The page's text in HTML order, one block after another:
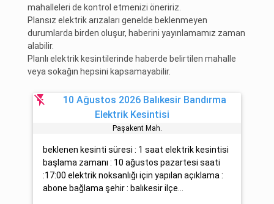
mahalleleri de kontrol etmenizi öneririz.
Plansız elektrik arızaları genelde beklenmeyen
durumlarda birden oluşur, haberini yayınlamamız zaman
alabilir.
Planlı elektrik kesintilerinde haberde belirtilen mahalle
veya sokağın hepsini kapsamayabilir.
flash_off
10 Ağustos 2026 Balıkesir Bandırma
Elektrik Kesintisi
Paşakent Mah.
beklenen kesinti süresi : 1 saat elektrik kesintisi
başlama zamanı : 10 ağustos pazartesi saati
:17:00 elektrik noksanlığı için yapılan açıklama :
abone bağlama şehir : balıkesir ilçe...